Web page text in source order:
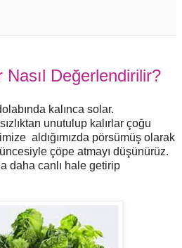
Değerlendirilir?
kalınca solar.
unutulup kalırlar çoğu
aldığımızda pörsümüş olarak
çöpe atmayı düşünürüz.
daha canlı hale getirip